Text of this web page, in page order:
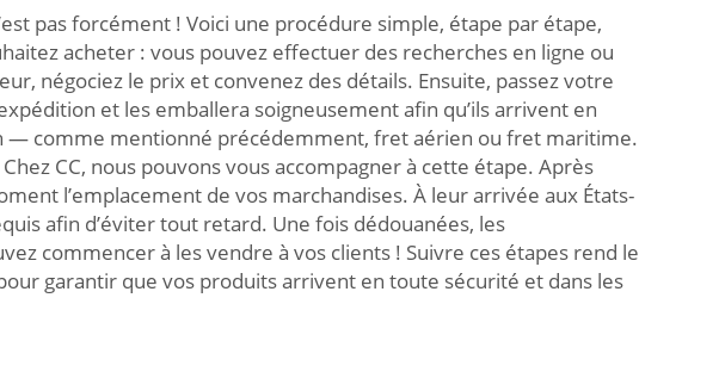
pas forcément ! Voici une procédure simple, étape par étape,
acheter : vous pouvez effectuer des recherches en ligne ou
négociez le prix et convenez des détails. Ensuite, passez votre
et les emballera soigneusement afin qu’ils arrivent en
— comme mentionné précédemment, fret aérien ou fret maritime.
CC, nous pouvons vous accompagner à cette étape. Après
l’emplacement de vos marchandises. À leur arrivée aux États-
afin d’éviter tout retard. Une fois dédouanées, les
commencer à les vendre à vos clients ! Suivre ces étapes rend le
garantir que vos produits arrivent en toute sécurité et dans les